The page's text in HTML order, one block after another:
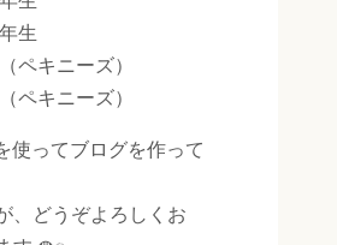
生
ペキニーズ）
ペキニーズ）
使ってブログを作って
、どうぞよろしくお